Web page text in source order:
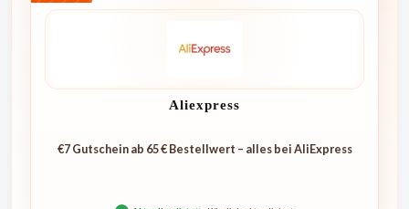
Aliexpress
€7 Gutschein ab 65 € Bestellwert – alles bei AliExpress